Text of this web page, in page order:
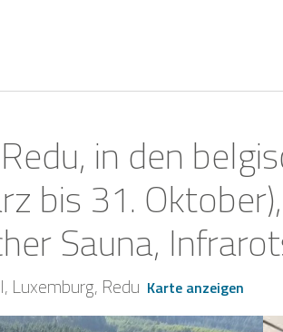
in den
bis 31.
Sauna,
Luxemburg Redu Karte anzeigen